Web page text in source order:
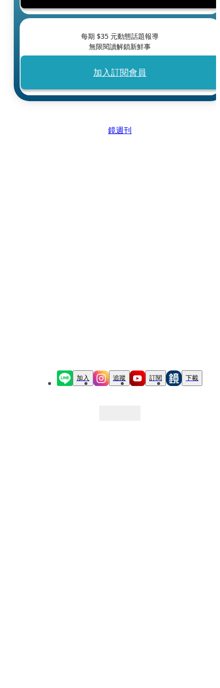
每期 $35 元動態話題報導
無限閱讀解鎖新鮮事
加入訂閱會員
鏡週刊
加入 追蹤 訂閱 下載